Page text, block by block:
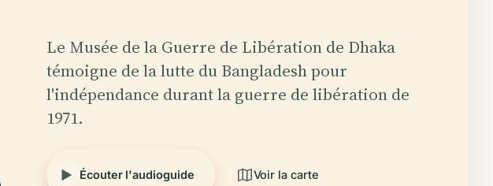
Le Musée de la Guerre de Libération de Dhaka
témoigne de la lutte du Bangladesh pour
l'indépendance durant la guerre de libération de
1971.
Écouter l'audioguide Voir la carte